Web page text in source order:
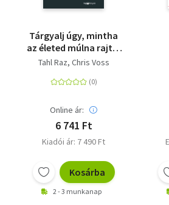
Tárgyalj úgy, mintha
az életed múlna rajta!
- új kiadás - Meggyőzés
túsztárgyaló
Tahl Raz Chris Voss
Online ár:
6 741 Ft
Kiadói ár: 7 490 Ft
Kosárba
2 - 3 munkanap